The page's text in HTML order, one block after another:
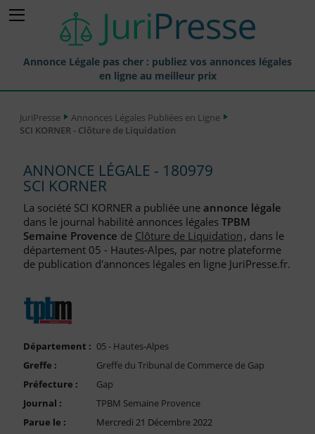
Annonce Légale pas cher : publiez vos annonces légales
en ligne au meilleur prix
Annonces Légales Publiées
Journaux Habilités (JAL) Annonces Légales
Départements pour la Publication d'Annonces Légales
Liste des Greffes
Liste des CCI
FAQ
Nous Contacter
Compte PRO
JuriPresse
Annonces Légales Publiées en Ligne
SCI KORNER - Clôture de Liquidation
ANNONCE LÉGALE - 180979
SCI KORNER
La société SCI KORNER a publiée une annonce légale
dans le journal habilité annonces légalesTPBM
Semaine Provence de Clôture de Liquidation, dans le
département 05 - Hautes-Alpes, par notre plateforme
de publication d'annonces légales en ligne JuriPresse.fr.
Département : 05 - Hautes-Alpes
Greffe :
Greffe du Tribunal de Commerce de Gap
Préfecture :
Gap
Journal :
TPBM Semaine Provence
Parue le :
Mercredi 21 Décembre 2022